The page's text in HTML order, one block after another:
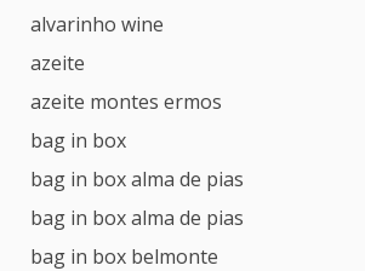
alvarinho wine
azeite
azeite montes ermos
bag in box
bag in box alma de pias
bag in box alma de pias
bag in box belmonte